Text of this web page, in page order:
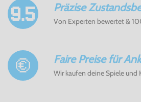
Präzise
Von Experten bewertet &
Faire Preise für
Wir kaufen deine Spiele und